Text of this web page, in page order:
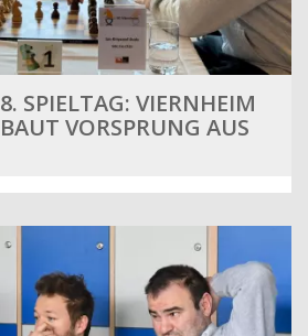
8. SPIELTAG: VIERNHEIM
BAUT VORSPRUNG AUS